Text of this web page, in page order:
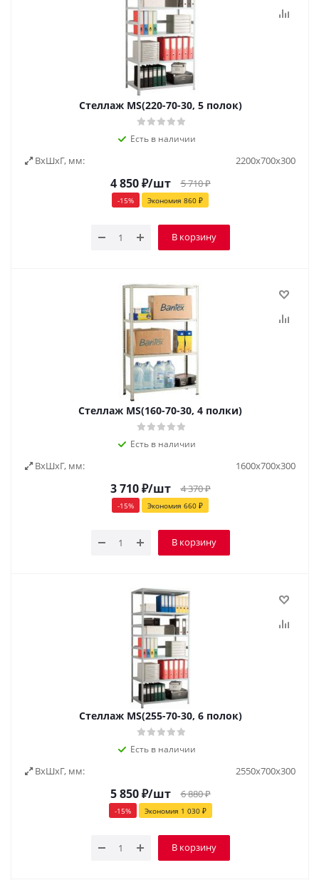
Стеллаж MS(220-70-30, 5 полок)
Есть в наличии
ВxШxГ, мм: 2200х700х300
4 850₽/шт 5 710₽
-15% Экономия 860 ₽
В корзину
Стеллаж MS(160-70-30, 4 полки)
Есть в наличии
ВxШxГ, мм: 1600х700х300
3 710₽/шт 4 370₽
-15% Экономия 660 ₽
В корзину
Стеллаж MS(255-70-30, 6 полок)
Есть в наличии
ВxШxГ, мм: 2550х700х300
5 850₽/шт 6 880₽
-15% Экономия 1 030₽
В корзину